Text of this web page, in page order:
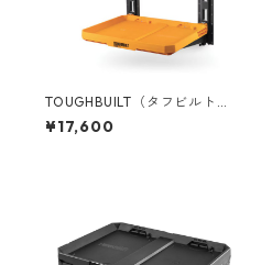
TOUGHBUILT（タフビルト）S
TACK TECH(スタックテック)
2シェルフ収納システム TB-B1
¥17,600